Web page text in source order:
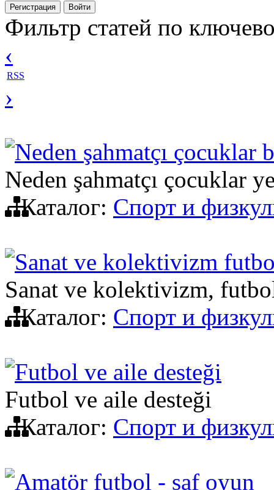
Регистрация Войти
Фильтр статей по
‹
RSS
›
Neden şahmatçı çocuklar
Neden şahmatçı çocuklar
Каталог: Спорт и
Sanat ve kolektivizm
Sanat ve kolektivizm,
Каталог: Спорт и
Futbol ve aile desteği
Futbol ve aile desteği
Каталог: Спорт и
Amatör futbol - saf oyun